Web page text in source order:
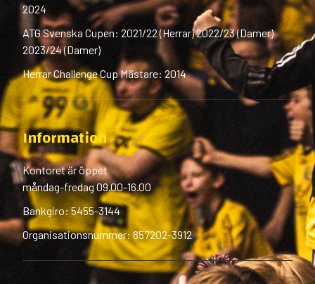
2024
ATG Svenska Cupen: 2021/22 (Herrar) 2022/23 (Damer)
2023/24 (Damer)
Herrar Challenge Cup Mästare: 2014
Information
Kontoret är öppet
måndag-fredag 09.00-16.00
Bankgiro: 5455-3144
Organisationsnummer: 857202-3912